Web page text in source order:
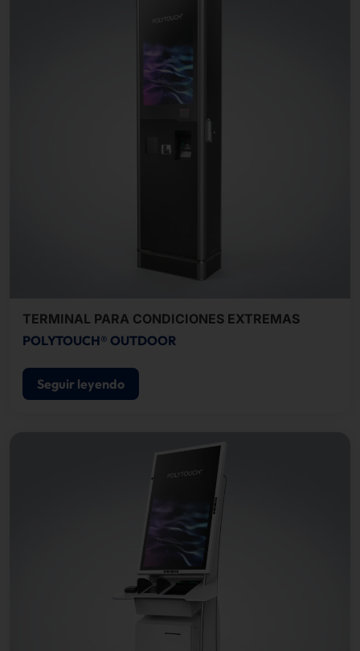
TERMINAL PARA CONDICIONES EXTREMAS
POLYTOUCH® OUTDOOR
Seguir leyendo